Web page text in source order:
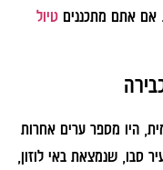
אם אתם מתכננים טיול
היו מספר ערים אחרות
סבו, שנמצאת באי לוזון,